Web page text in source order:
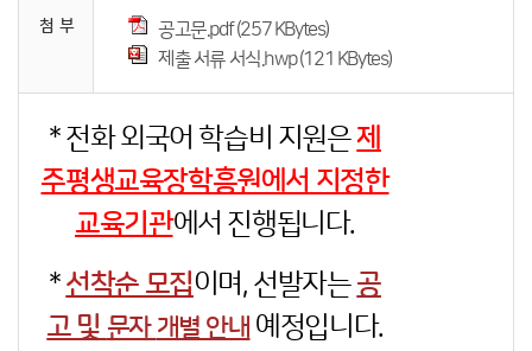
첨 부
공고문.pdf (257 KBytes)
제출 서류 서식.hwp (121 KBytes)
* 전화 외국어 학습비 지원은제
주평생교육장학흥원에서 지정한
교육기관에서 진행됩니다.
*선착순 모집이며, 선발자는공
고 및 문자 개별 안내 예정입니다.